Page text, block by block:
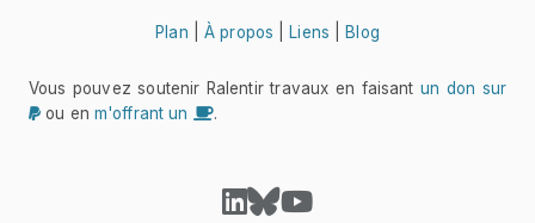
Plan |À propos Liens Blog
Vous pouvez soutenir Ralentir travaux en faisant un don sur
ou en m'offrant un .